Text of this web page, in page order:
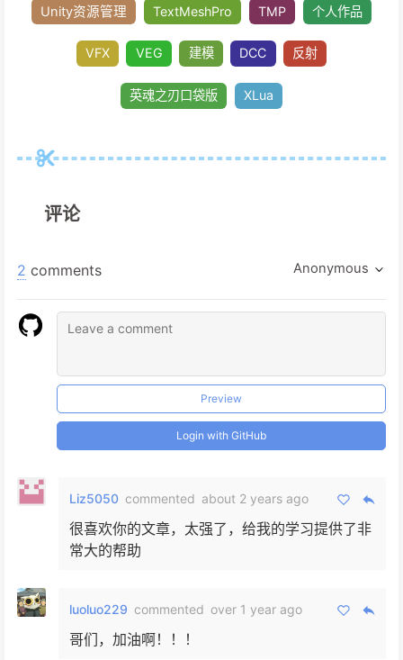
奥日与萤火意志 空洞骑士 GDC分享
Hi-zBuffer RVT
网站开发 Hexo UE4技术 UE4 async/
TextMeshPro
VFX
英魂之刃口袋版 XLua
评论
2 comments Anonymous
Preview
Login with GitHub
Liz5050 commented about 2 years ago
很喜欢你的文章，太强了，给我的学习提供了非
常大的帮助
luoluo229 commented over 1 year ago
哥们，加油啊！！！